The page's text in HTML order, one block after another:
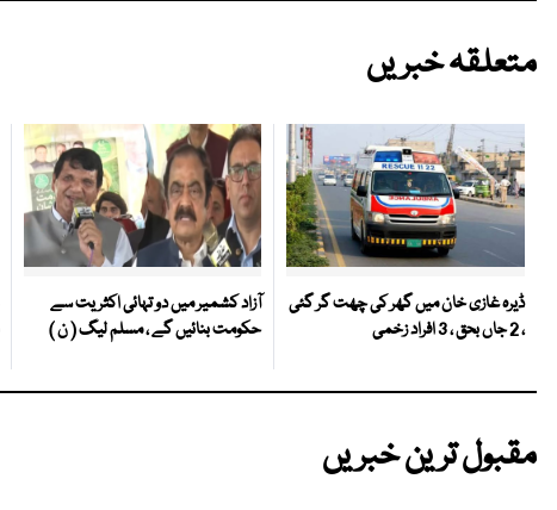
متعلقہ خبریں
ڈیرہ غازی خان میں گھر کی چھت گر گئی
، 2 جاں بحق ، 3 افراد زخمی
آزاد کشمیر میں دو تہائی اکثریت سے
حکومت بنائیں گے ، مسلم لیگ ( ن )
مقبول ترین خبریں